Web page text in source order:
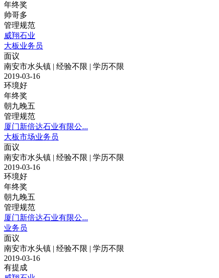
年终奖
帅哥多
管理规范
威翔石业
大板业务员
面议
南安市水头镇 | 经验不限 | 学历不限
2019-03-16
环境好
年终奖
朝九晚五
管理规范
厦门新倍达石业有限公...
大板市场业务员
面议
南安市水头镇 | 经验不限 | 学历不限
2019-03-16
环境好
年终奖
朝九晚五
管理规范
厦门新倍达石业有限公...
业务员
面议
南安市水头镇 | 经验不限 | 学历不限
2019-03-16
有提成